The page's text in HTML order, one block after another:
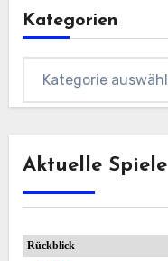
Kategorien
Aktuelle Spiele